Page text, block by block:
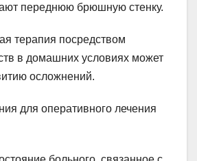
переднюю брюшную стенку.
терапия посредством
в домашних условиях может
осложнений.
для оперативного лечения